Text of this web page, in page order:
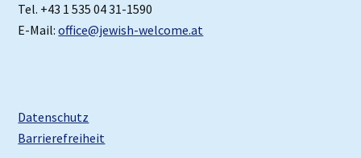
Tel. +43 1 535 04 31-1590
E-Mail:office@jewish-welcome.at
Datenschutz
Barrierefreiheit